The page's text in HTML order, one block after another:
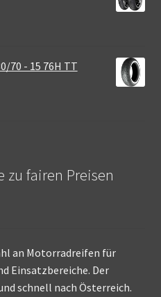
70 - 15 76H TT
fairen Preisen
an Motorradreifen für
Einsatzbereiche. Der
schnell nach Österreich.